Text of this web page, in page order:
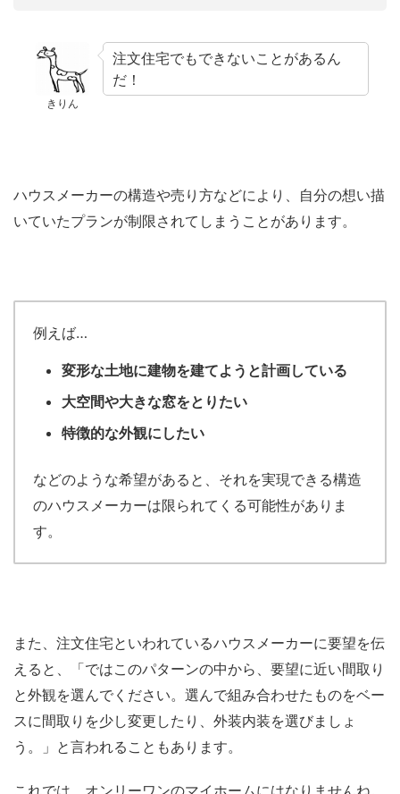
きりん
注文住宅でもできないことがあるん
だ！
ハウスメーカーの構造や売り方などにより、自分の想い描
いていたプランが制限されてしまうことがあります。
例えば…
変形な土地に建物を建てようと計画している
大空間や大きな窓をとりたい
特徴的な外観にしたい
などのような希望があると、それを実現できる構造
のハウスメーカーは限られてくる可能性がありま
す。
また、注文住宅といわれているハウスメーカーに要望を伝
えると、「ではこのパターンの中から、要望に近い間取り
と外観を選んでください。選んで組み合わせたものをベー
スに間取りを少し変更したり、外装内装を選びましょ
う。」と言われることもあります。
これでは、オンリーワンのマイホームにはなりませんね。